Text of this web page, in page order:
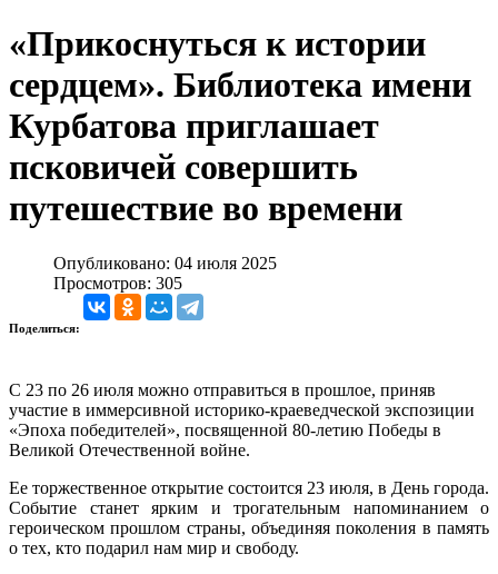
«Прикоснуться к истории
сердцем». Библиотека имени
Курбатова приглашает
псковичей совершить
путешествие во времени
Опубликовано: 04 июля 2025
Просмотров: 305
Поделиться:
С 23 по 26 июля можно отправиться в прошлое, приняв
участие в иммерсивной историко-краеведческой экспозиции
«Эпоха победителей», посвященной 80-летию Победы в
Великой Отечественной войне.
Ее торжественное открытие состоится 23 июля, в День города.
Событие станет ярким и трогательным напоминанием о
героическом прошлом страны, объединяя поколения в память
о тех, кто подарил нам мир и свободу.